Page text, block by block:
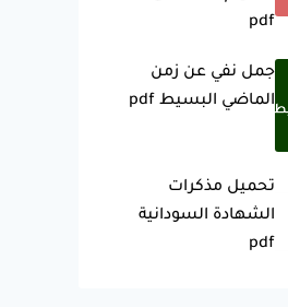
pdf
جمل نفي عن زمن
الماضي البسيط pdf
تحميل مذكرات
الشهادة السودانية
pdf